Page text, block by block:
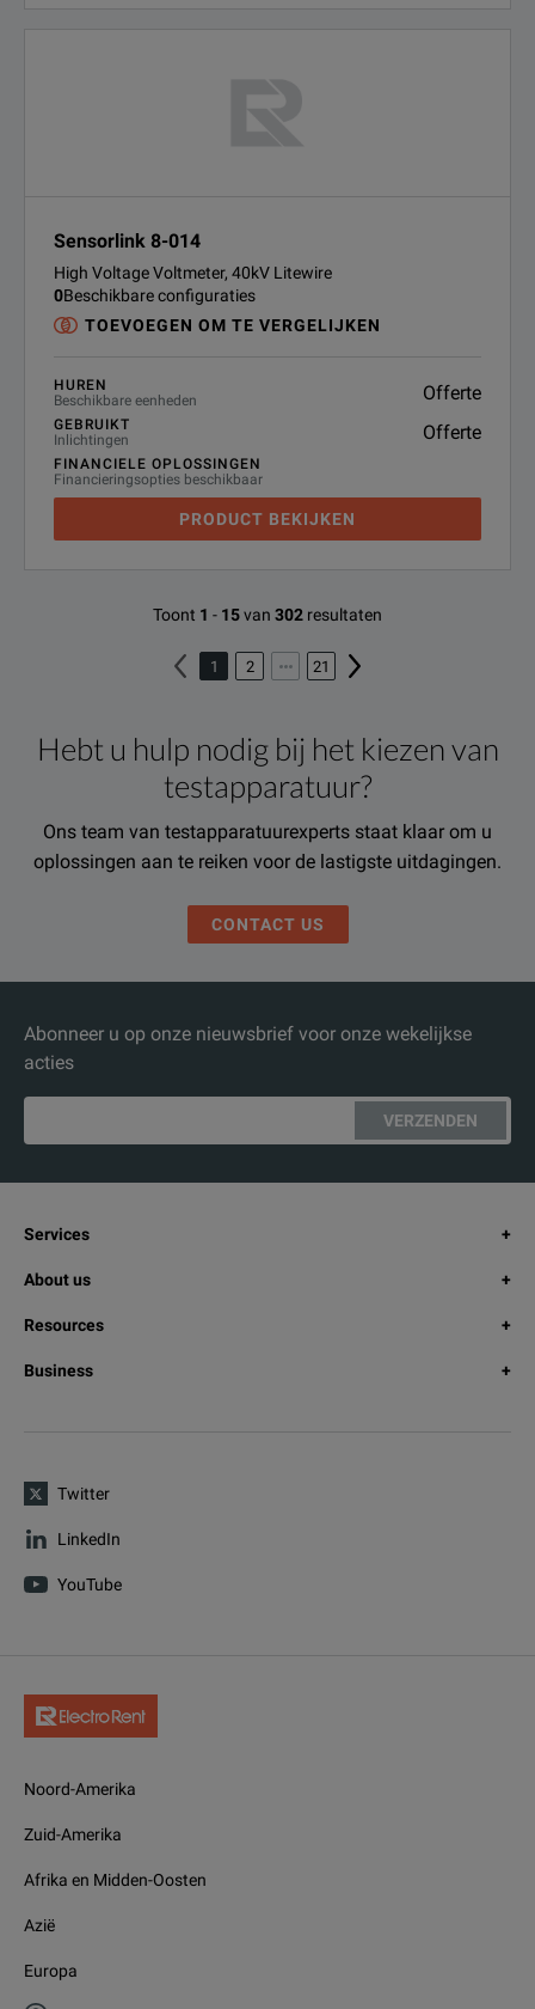
Sensorlink 8-014
High Voltage Voltmeter, 40kV Litewire
0Beschikbare configuraties
TOEVOEGEN OM TE VERGELIJKEN
HUREN
Beschikbare eenheden
Offerte
GEBRUIKT
Inlichtingen
Offerte
FINANCIELE OPLOSSINGEN
Financieringsopties beschikbaar
PRODUCT BEKIJKEN
Toont 1 - 15van 302 resultaten
1 2 21
Hebt u hulp nodig bij het kiezen van
testapparatuur?
Ons team van testapparatuurexperts staat klaar om u
oplossingen aan te reiken voor de lastigste uitdagingen.
CONTACT US
Abonneer u op onze nieuwsbrief voor onze wekelijkse
acties
VERZENDEN
Services
About us
Resources
Business
Twitter
LinkedIn
YouTube
Noord-Amerika
Zuid-Amerika
Afrika en Midden-Oosten
Azië
Europa